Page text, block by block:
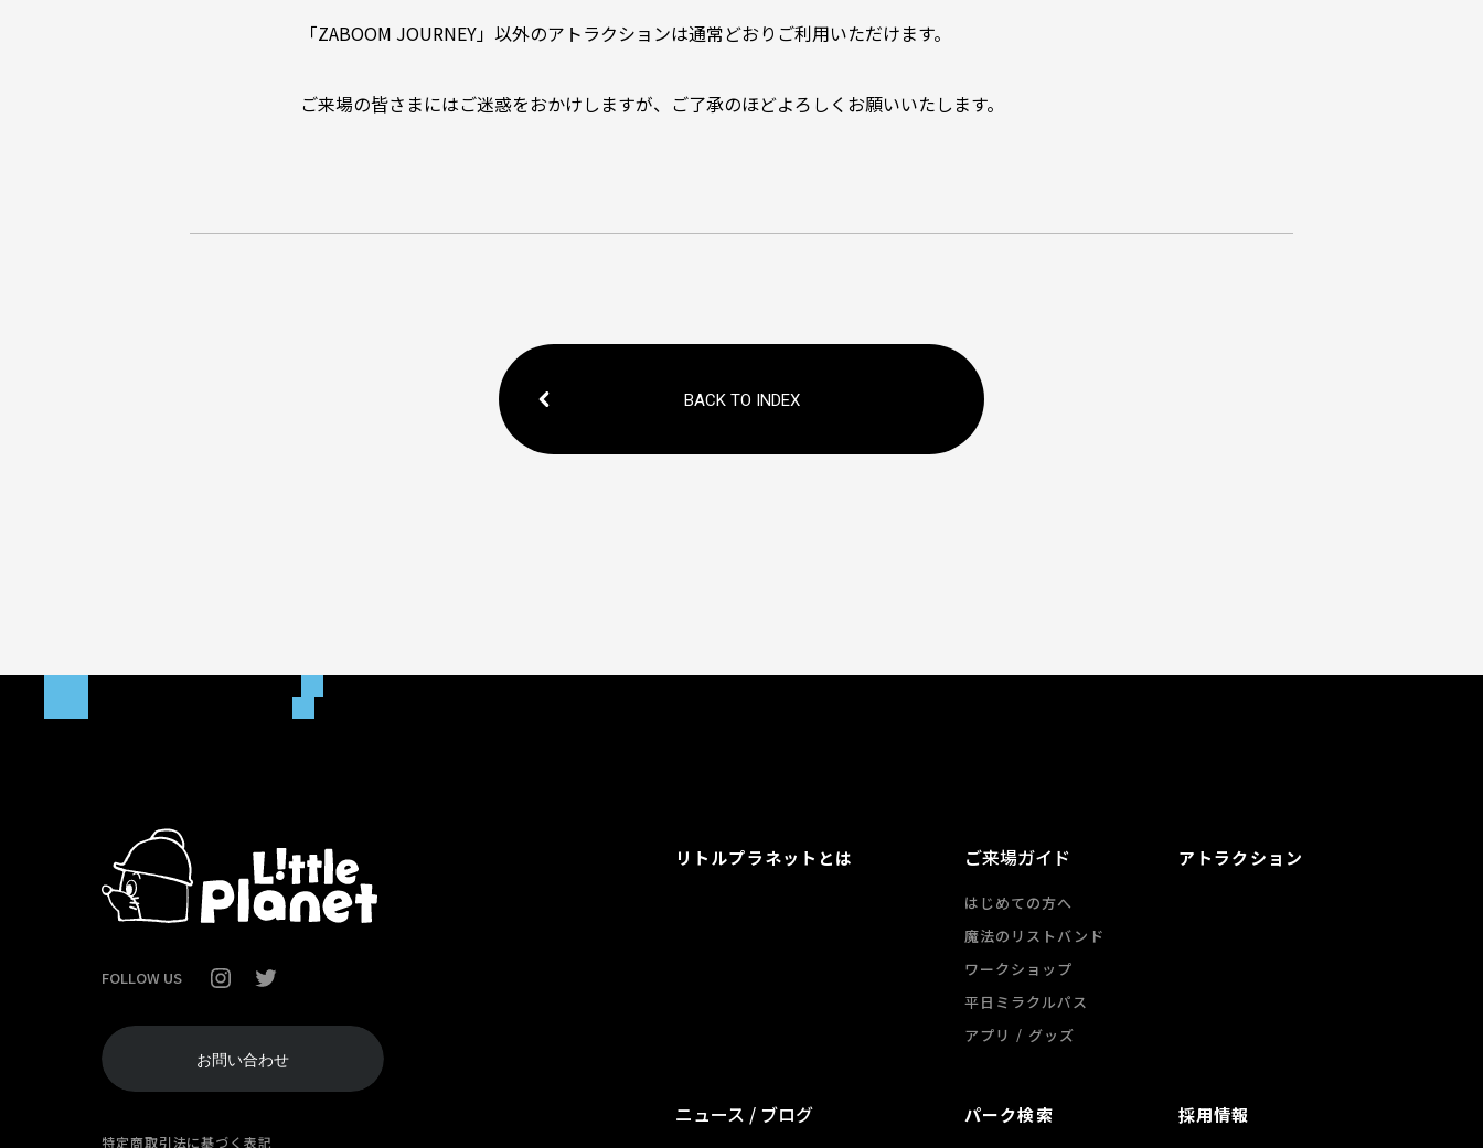
「ZABOOM JOURNEY」以外のアトラクションは通常どおりご利用いただけます。
ご来場の皆さまにはご迷惑をおかけしますが、ご了承のほどよろしくお願いいたします。
BACK TO INDEX
FOLLOW US
お問い合わせ
特定商取引法に基づく表記
リトルプラネットとは ご来場ガイド
はじめての方へ
魔法のリストバンド
ワークショップ
平日ミラクルパス
アプリ / グッズ
アトラクション
ニュース / ブログ パーク検索 採用情報